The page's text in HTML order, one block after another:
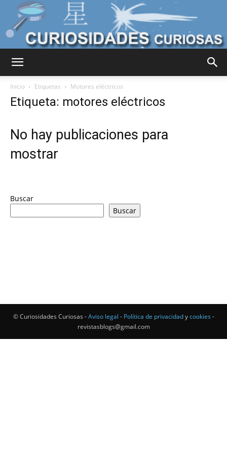
Mundo
Inicio Etiquetas Motores eléctricos
Etiqueta: motores eléctricos
No hay publicaciones para
mostrar
Buscar
Buscar
© Curiosidades Curiosas -Aviso legal - Política de privacidadycookies -
revistasblogs@gmail.com